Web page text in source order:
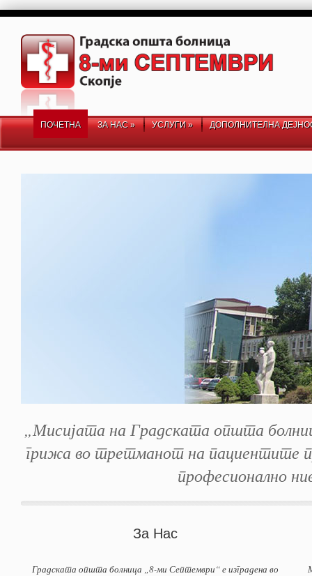
ПОЧЕТНА ЗА НАС» УСЛУГИ» ДОПОЛНИТЕЛНА
„Мисијата на Градската општа
грижа во третманот на пациентите
професионално
За Нас
Градската општа болница „8-ми Септември“ е изградена во